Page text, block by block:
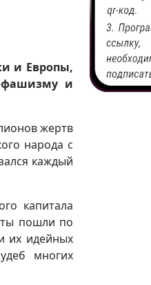
и Европы,
и
жертв
народа с
каждый
капитала
пошли по
их идейных
многих